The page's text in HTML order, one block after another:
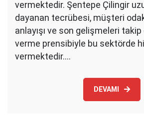
vermektedir. Şentepe Çilingir
dayanan tecrübesi, müşteri
anlayışı ve son gelişmeleri
verme prensibiyle bu sektörde
vermektedir.…
DEVAMI